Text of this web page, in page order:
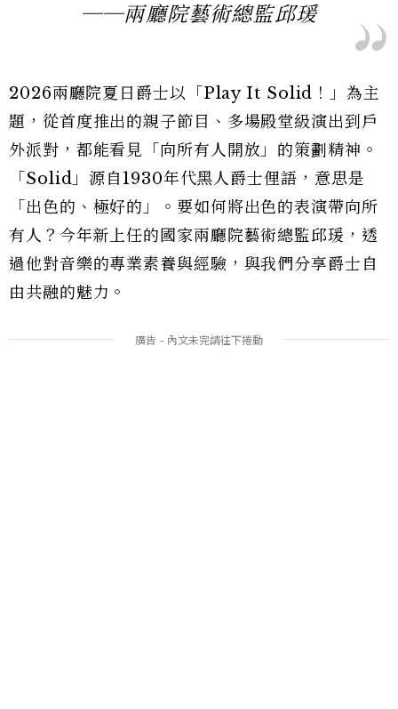
──兩廳院藝術總監邱瑗
2026兩廳院夏日爵士以「Play It Solid！」為主
題，從首度推出的親子節目、多場殿堂級演出到戶
外派對，都能看見「向所有人開放」的策劃精神。
「Solid」源自1930年代黑人爵士俚語，意思是
「出色的、極好的」。要如何將出色的表演帶向所
有人？今年新上任的國家兩廳院藝術總監邱瑗，透
過他對音樂的專業素養與經驗，與我們分享爵士自
由共融的魅力。